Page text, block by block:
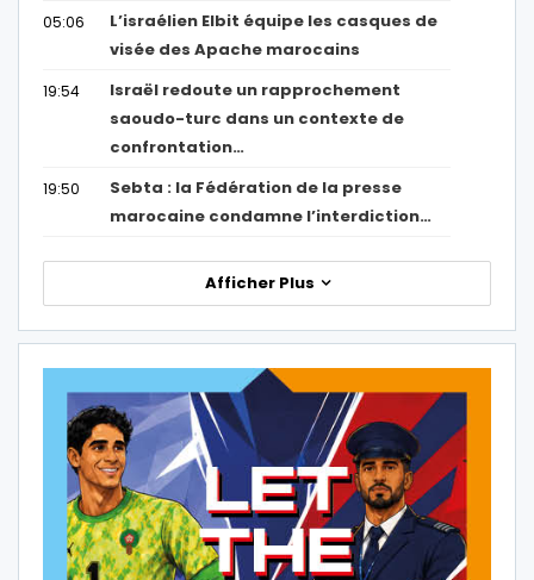
05:06
L’israélien Elbit équipe les casques de
visée des Apache marocains
19:54
Israël redoute un rapprochement
saoudo-turc dans un contexte de
confrontation…
19:50
Sebta : la Fédération de la presse
marocaine condamne l’interdiction…
Afficher Plus